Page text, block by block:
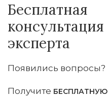
Бесплатная
консультация
эксперта
Появились вопросы?
Получите БЕСПЛАТНУЮ